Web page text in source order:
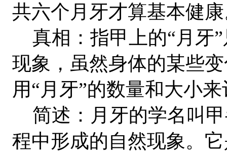
共六个月牙才算基本健
真相：指甲上的“月牙
现象，虽然身体的某些
用“月牙”的数量和大小
简述：月牙的学名叫
程中形成的自然现象。